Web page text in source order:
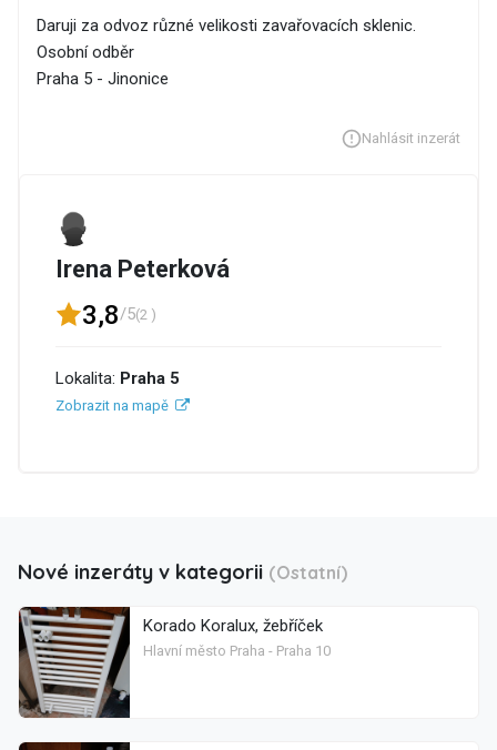
Daruji za odvoz různé velikosti zavařovacích sklenic.
Osobní odběr
Praha 5 - Jinonice
Nahlásit inzerát
Irena Peterková
3,8/5(2 )
Lokalita: Praha 5
Zobrazit na mapě
Nové inzeráty v kategorii (Ostatní)
Korado Koralux, žebříček
Hlavní město Praha - Praha 10